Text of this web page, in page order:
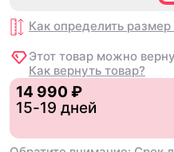
Как определить размер
Этот товар можно
Как вернуть товар?
14 990 ₽
15-19 дней